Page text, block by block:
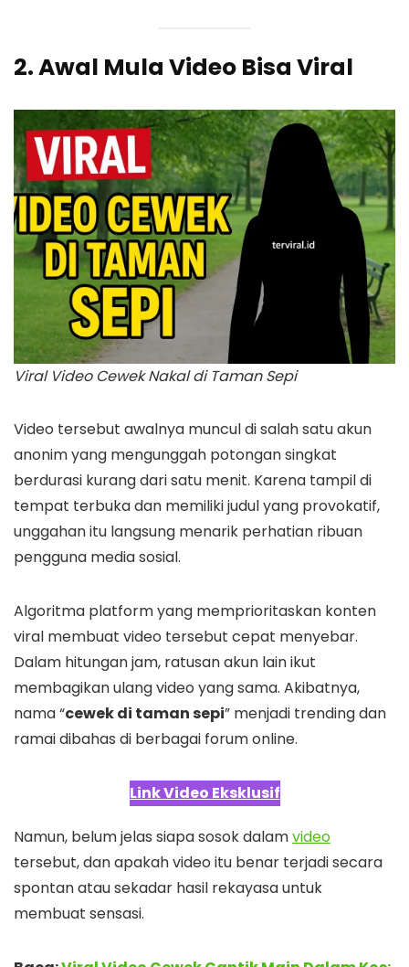
2. Awal Mula Video Bisa Viral
Viral Video Cewek Nakal di Taman Sepi
Video tersebut awalnya muncul di salah satu akun
anonim yang mengunggah potongan singkat
berdurasi kurang dari satu menit. Karena tampil di
tempat terbuka dan memiliki judul yang provokatif,
unggahan itu langsung menarik perhatian ribuan
pengguna media sosial.
Algoritma platform yang memprioritaskan konten
viral membuat video tersebut cepat menyebar.
Dalam hitungan jam, ratusan akun lain ikut
membagikan ulang video yang sama. Akibatnya,
nama “cewek di taman sepi” menjadi trending dan
ramai dibahas di berbagai forum online.
Link Video Eksklusif
Namun, belum jelas siapa sosok dalamvideo
tersebut, dan apakah video itu benar terjadi secara
spontan atau sekadar hasil rekayasa untuk
membuat sensasi.